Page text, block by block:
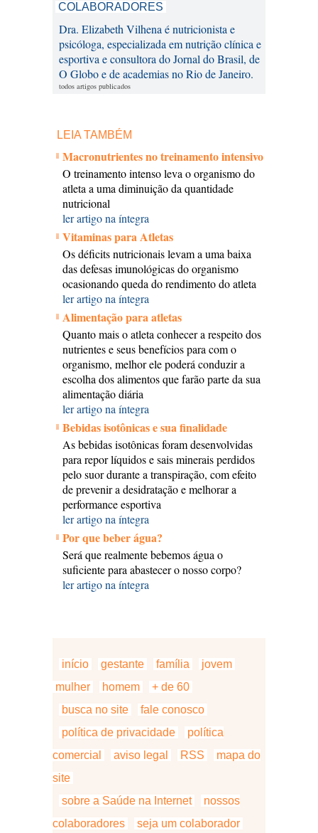
COLABORADORES
Dra. Elizabeth Vilhena é nutricionista e
psicóloga, especializada em nutrição clínica e
esportiva e consultora do Jornal do Brasil, de
O Globo e de academias no Rio de Janeiro.
todos artigos publicados
LEIA TAMBÉM
Macronutrientes no treinamento intensivo
O treinamento intenso leva o organismo do
atleta a uma diminuição da quantidade
nutricional
ler artigo na íntegra
Vitaminas para Atletas
Os déficits nutricionais levam a uma baixa
das defesas imunológicas do organismo
ocasionando queda do rendimento do atleta
ler artigo na íntegra
Alimentação para atletas
Quanto mais o atleta conhecer a respeito dos
nutrientes e seus benefícios para com o
organismo, melhor ele poderá conduzir a
escolha dos alimentos que farão parte da sua
alimentação diária
ler artigo na íntegra
Bebidas isotônicas e sua finalidade
As bebidas isotônicas foram desenvolvidas
para repor líquidos e sais minerais perdidos
pelo suor durante a transpiração, com efeito
de prevenir a desidratação e melhorar a
performance esportiva
ler artigo na íntegra
Por que beber água?
Será que realmente bebemos água o
suficiente para abastecer o nosso corpo?
ler artigo na íntegra
início gestante família
jovem
mulher
homem
+ de 60
busca no site
fale conosco
política de privacidade
política
comercial
aviso legal RSS
mapa do
site
sobre a Saúde na Internet
nossos
colaboradores
seja um colaborador